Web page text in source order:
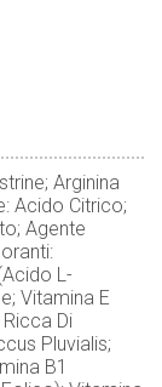
Arginina
Acido Citrico;
Agente
L-
Vitamina E
Di
Pluvialis;
B1